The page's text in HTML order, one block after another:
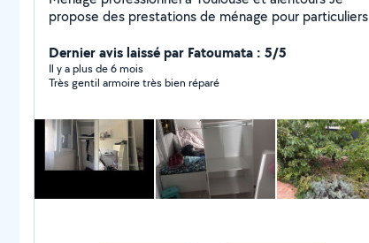
propose des prestations de ménage pour particuliers
fin de chantier et locations saisonnières. Mon objectif :
un résultat impeccable, un service fiable et des locaux
toujours propres. Zone d'intervention : Toulouse et
Dernier avis laissé par Fatoumata : 5/5
Il y a plus de 6 mois
Très gentil armoire très bien réparé